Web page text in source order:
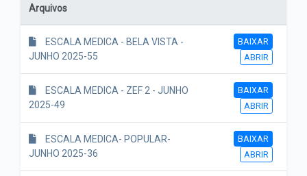
Arquivos
ESCALA MEDICA - BELA VISTA -
JUNHO 2025-55
BAIXAR
ABRIR
ESCALA MEDICA - ZEF 2 - JUNHO
2025-49
BAIXAR
ABRIR
ESCALA MEDICA- POPULAR-
JUNHO 2025-36
BAIXAR
ABRIR